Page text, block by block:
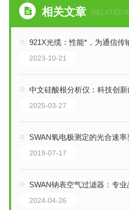
相关文章 RELATED
921X光缆：性能*，为通信传
2023-10-21
中文硅酸根分析仪：科技创新的成
2025-03-27
SWAN氧电极测定的光合速率要
2019-07-17
SWAN钠表空气过滤器：专业
2024-04-26